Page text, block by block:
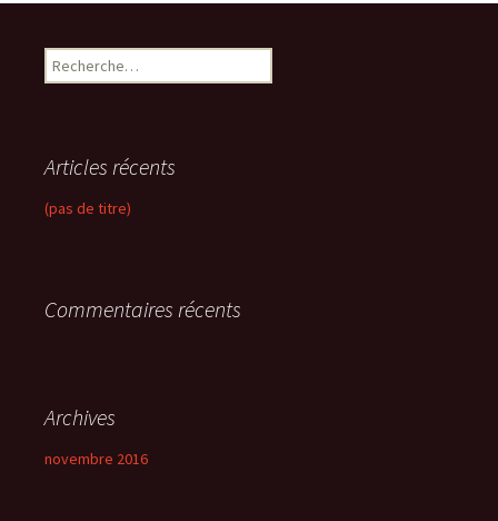
R
e
r
c
h
:
Articles récents
(pas de titre)
Commentaires récents
Archives
novembre 2016